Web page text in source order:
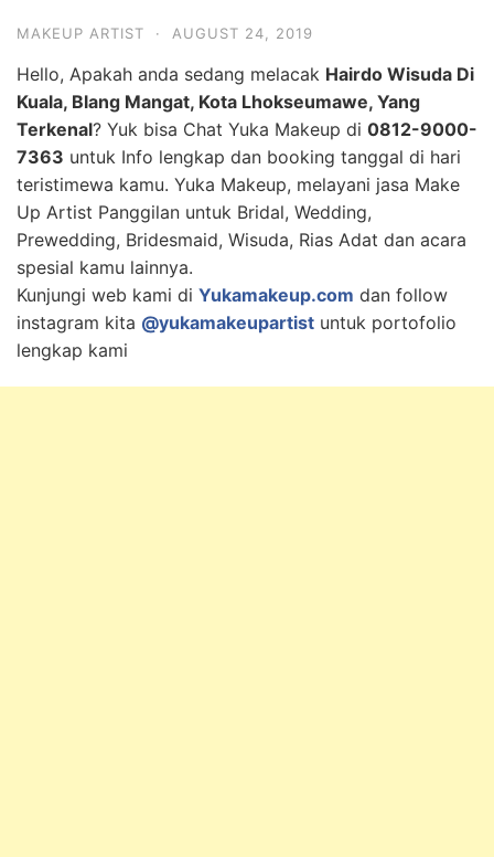
MAKEUP ARTIST · AUGUST 24, 2019
Hello, Apakah anda sedang melacak Hairdo Wisuda Di
Kuala, Blang Mangat, Kota Lhokseumawe, Yang
Terkenal? Yuk bisa Chat Yuka Makeup di 0812-9000-
7363 untuk Info lengkap dan booking tanggal di hari
teristimewa kamu. Yuka Makeup, melayani jasa Make
Up Artist Panggilan untuk Bridal, Wedding,
Prewedding, Bridesmaid, Wisuda, Rias Adat dan acara
spesial kamu lainnya.
Kunjungi web kami di Yukamakeup.com dan follow
instagram kita @yukamakeupartist untuk portofolio
lengkap kami